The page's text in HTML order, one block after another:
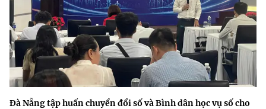
Đà Nẵng tập huấn chuyển đổi số và Bình dân học vụ số cho